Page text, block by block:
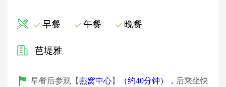
早餐 午餐 晚餐
芭堤雅
早餐后参观【燕窝中心】 （约40分钟） ， 后乘坐快